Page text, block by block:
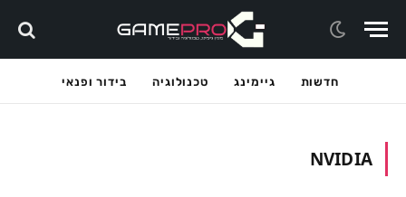
חדשות גיימינג טכנולוגיה בידור ופנאי
NVIDIA